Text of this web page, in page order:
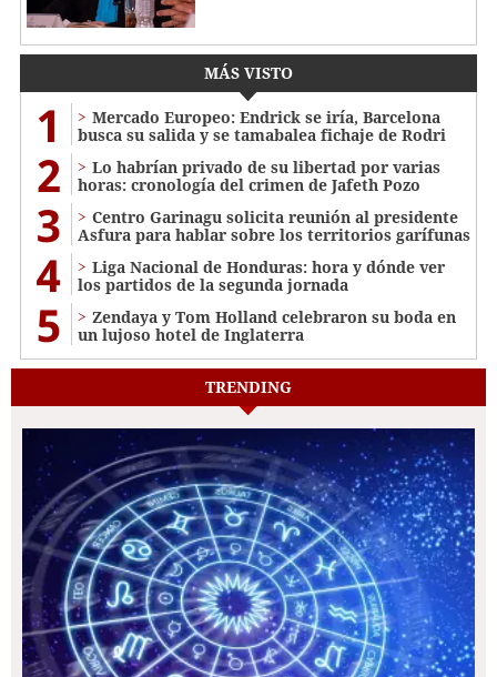
MÁS VISTO
1
Mercado Europeo: Endrick se iría, Barcelona
busca su salida y se tamabalea fichaje de Rodri
2
Lo habrían privado de su libertad por varias
horas: cronología del crimen de Jafeth Pozo
3
Centro Garinagu solicita reunión al presidente
Asfura para hablar sobre los territorios garífunas
4
Liga Nacional de Honduras: hora y dónde ver
los partidos de la segunda jornada
5
Zendaya y Tom Holland celebraron su boda en
un lujoso hotel de Inglaterra
TRENDING